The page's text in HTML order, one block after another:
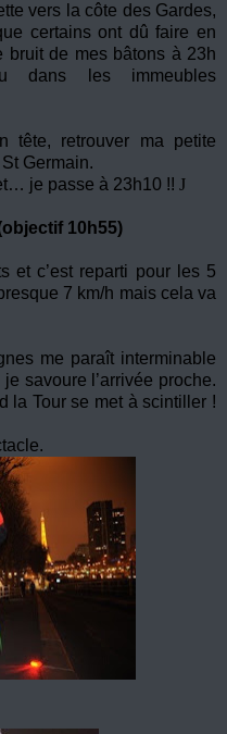
vers la côte des Gardes,
certains ont dû faire en
bruit de mes bâtons à 23h
dans les immeubles
tête, retrouver ma petite
Germain.
je passe à 23h10 !! J
10h55)
et c’est reparti pour les 5
7 km/h mais cela va
me paraît interminable
savoure l’arrivée proche.
la Tour se met à scintiller !